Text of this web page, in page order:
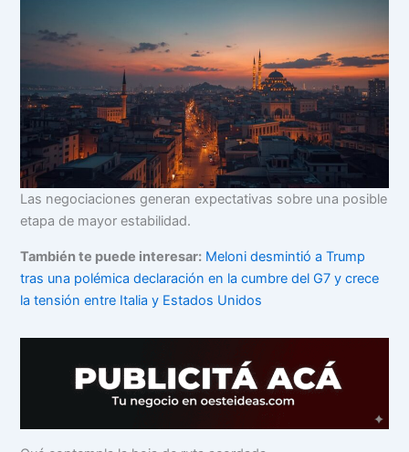
Las negociaciones generan expectativas sobre una posible
etapa de mayor estabilidad.
También te puede interesar: Meloni desmintió a Trump
tras una polémica declaración en la cumbre del G7 y crece
la tensión entre Italia y Estados Unidos